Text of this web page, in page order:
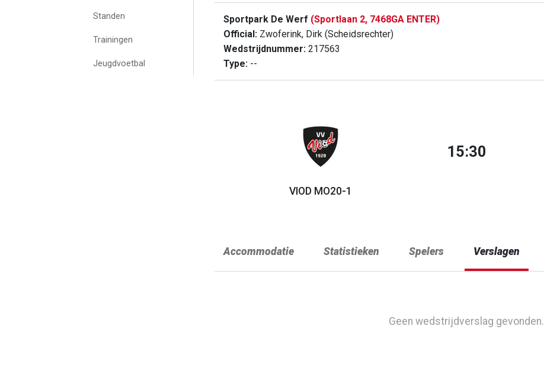
Standen
Trainingen
Jeugdvoetbal
Sportpark De Werf (Sportlaan 2, 7468GA ENTER)
Official: Zwoferink, Dirk (Scheidsrechter)
Wedstrijdnummer: 217563
Type: --
VIOD MO20-1
15:30
Accommodatie Statistieken Spelers Verslagen
Geen wedstrijdverslag gevonden.